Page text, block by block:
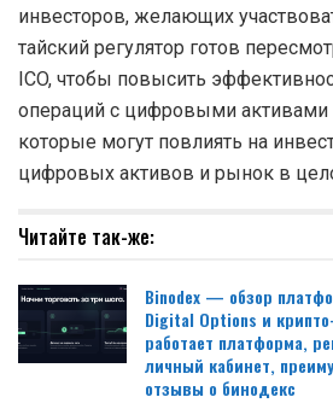
инвесторов, желающих
тайский регулятор готов
ICO, чтобы повысить
операций с цифровыми активами
которые могут повлиять на
цифровых активов и рынок в
Читайте так-же:
Binodex — обзор
Digital Options и
работает платформа,
личный кабинет,
отзывы о бинодекс